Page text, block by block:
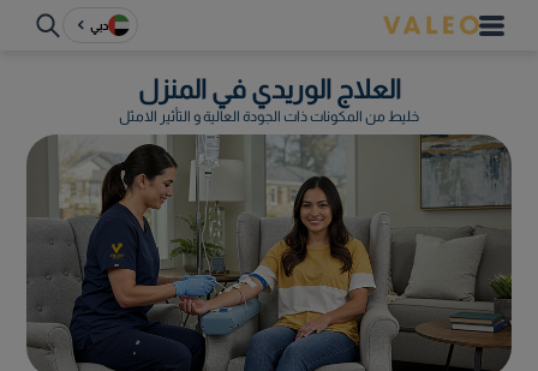
دبي
العلاج الوريدي في المنزل
خليط من المكونات ذات الجودة العالية و التأثير الامثل